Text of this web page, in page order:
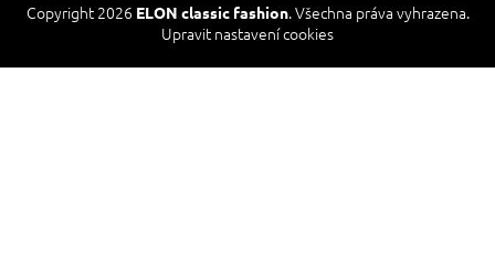
Copyright 2026 ELON classic fashion. Všechna práva vyhrazena.
Upravit nastavení cookies